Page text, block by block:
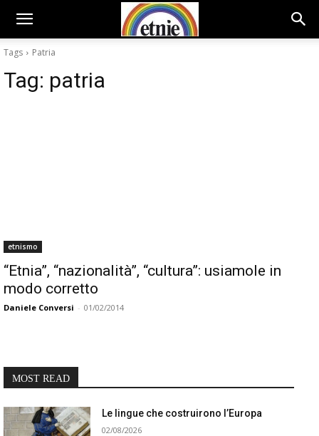
Tags Patria
Tag: patria
etnismo
“Etnia”, “nazionalità”, “cultura”: usiamole in
modo corretto
Daniele Conversi - 01/02/2014
MOST READ
Le lingue che costruirono l’Europa
02/08/2026